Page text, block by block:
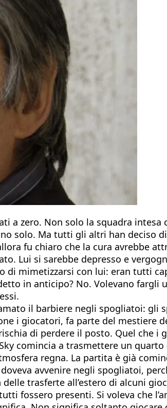
a zero. Non solo la squadra
solo. Ma tutti gli altri han deciso
fu chiaro che la cura avrebbe
Lui si sarebbe depresso e
di mimetizzarsi con lui: eran tutti
in anticipo? No. Volevano fargli
il barbiere negli spogliatoi:
i giocatori, fa parte del mestiere
di perdere il posto. Quel che
comincia a trasmettere un quarto
regna. La partita è già
avvenire negli spogliatoi,
trasferte all’estero di alcuni
fossero presenti. Si voleva che